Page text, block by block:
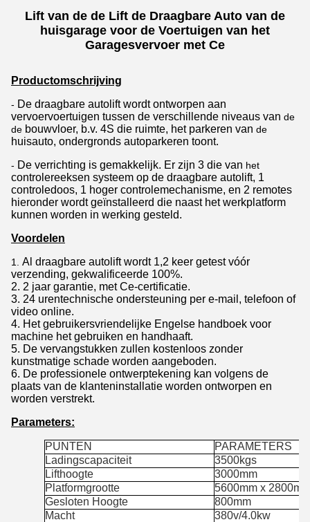
Lift van de de Lift de Draagbare Auto van de
huisgarage voor de Voertuigen van het
Garagesvervoer met Ce
Productomschrijving
- De draagbare autolift wordtontworpen aan
vervoervoertuigen tussen de verschillende niveaus van de
de bouwvloer, b.v. 4S die ruimte, het parkeren van de
huisauto, ondergronds autoparkeren toont.
- De verrichting is gemakkelijk. Er zijn 3 die van het
controlereeksen systeem op de draagbare autolift, 1
controledoos, 1 hoger controlemechanisme, en 2 remotes
hieronder wordt geïnstalleerd die naast het werkplatform
kunnen worden in werking gesteld.
Voordelen
1. Al draagbare autolift wordt 1,2 keer getest vóór
verzending, gekwalificeerde 100%.
2. 2 jaar garantie, met Ce-certificatie.
3. 24 urentechnische ondersteuning per e-mail, telefoon of
video online.
4. Het gebruikersvriendelijke Engelse handboek voor
machine het gebruiken en handhaaft.
5. De vervangstukken zullen kostenloos zonder
kunstmatige schade worden aangeboden.
6. De professionele ontwerptekening kan volgens de
plaats van de klanteninstallatie worden ontworpen en
worden verstrekt.
Parameters:
PUNTEN
PARAMETERS
Ladingscapaciteit
3500kgs
Lifthoogte
3000mm
Platformgrootte
5600mm x
Gesloten Hoogte
800mm
Macht
380v/4.0kw